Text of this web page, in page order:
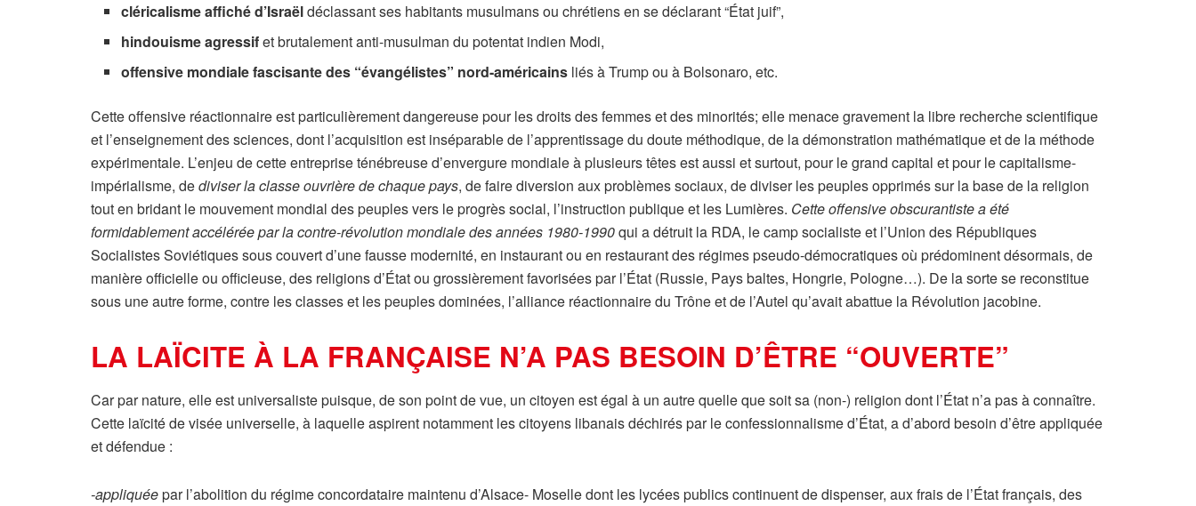
cléricalisme affiché d’Israëldéclassant ses habitants musulmans ou chrétiens en se déclarant “État juif”,
hindouisme agressifet brutalement anti-musulman du potentat indien Modi,
offensive mondiale fascisante des “évangélistes” nord-américains liés à Trump ou à Bolsonaro, etc.
Cette offensive réactionnaire est particulièrement dangereuse pour les droits des femmes et des minorités; elle menace gravement la libre recherche scientifique
et l’enseignement des sciences, dont l’acquisition est inséparable de l’apprentissage du doute méthodique, de la démonstration mathématique et de la méthode
expérimentale. L’enjeu de cette entreprise ténébreuse d’envergure mondiale à plusieurs têtes est aussi et surtout, pour le grand capital et pour le capitalisme-
impérialisme, dediviser la classe ouvrière de chaque pays, de faire diversion aux problèmes sociaux, de diviser les peuples opprimés sur la base de la religion
tout en bridant le mouvement mondial des peuples vers le progrès social, l’instruction publique et les Lumières. Cette offensive obscurantiste a été
formidablement accélérée par la contre-révolution mondiale des années 1980-1990qui a détruit la RDA, le camp socialiste et l’Union des Républiques
Socialistes Soviétiques sous couvert d’une fausse modernité, en instaurant ou en restaurant des régimes pseudo-démocratiques où prédominent désormais, de
manière officielle ou officieuse, des religions d’État ou grossièrement favorisées par l’État (Russie, Pays baltes, Hongrie, Pologne…). De la sorte se reconstitue
sous une autre forme, contre les classes et les peuples dominées, l’alliance réactionnaire du Trône et de l’Autel qu’avait abattue la Révolution jacobine.
LA LAÏCITE À LA FRANÇAISE N’A PAS BESOIN D’ÊTRE “OUVERTE”
Car par nature, elle est universaliste puisque, de son point de vue, un citoyen est égal à un autre quelle que soit sa (non-) religion dont l’État n’a pas à connaître.
Cette laïcité de visée universelle, à laquelle aspirent notamment les citoyens libanais déchirés par le confessionnalisme d’État, a d’abord besoin d’être appliquée
et défendue :
-appliquéepar l’abolition du régime concordataire maintenu d’Alsace- Moselle dont les lycées publics continuent de dispenser, aux frais de l’État français, des